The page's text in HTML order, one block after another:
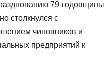
79-годовщины
столкнулся с
чиновников и
предприятий к